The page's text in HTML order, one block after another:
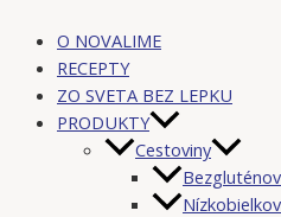
O NOVALIME
RECEPTY
ZO SVETA BEZ LEPKU
PRODUKTY
Cestoviny